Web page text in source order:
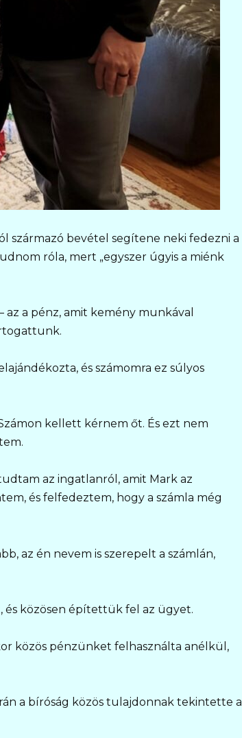
származó bevétel segítene neki fedezni a
róla, mert „egyszer úgyis a miénk
a pénz, amit kemény munkával
és számomra ez súlyos
kellett kérnem őt. És ezt nem
az ingatlanról, amit Mark az
és felfedeztem, hogy a számla még
az én nevem is szerepelt a számlán,
és közösen építettük fel az ügyet.
közös pénzünket felhasználta anélkül,
a bíróság közös tulajdonnak tekintette a